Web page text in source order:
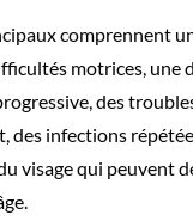
comprennent
motrices, une
des
des infections
visage qui peuvent